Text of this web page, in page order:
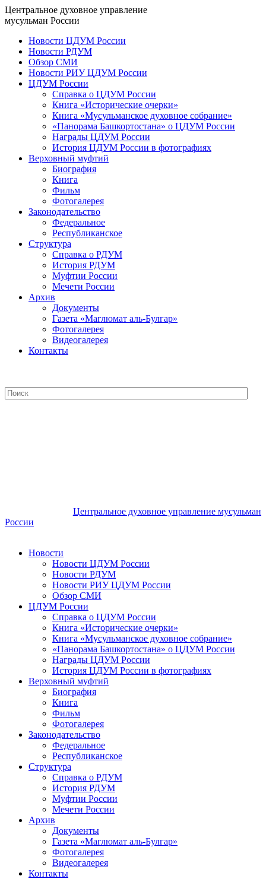
Центральное духовное управление
мусульман России
Новости ЦДУМ России
Новости РДУМ
Обзор СМИ
Новости РИУ ЦДУМ России
ЦДУМ России
Справка о ЦДУМ России
Книга «Исторические очерки»
Книга «Мусульманское духовное собрание»
«Панорама Башкортостана» о ЦДУМ России
Награды ЦДУМ России
История ЦДУМ России в фотографиях
Верховный муфтий
Биография
Книга
Фильм
Фотогалерея
Законодательство
Федеральное
Республиканское
Структура
Справка о РДУМ
История РДУМ
Муфтии России
Мечети России
Архив
Документы
Газета «Маглюмат аль-Булгар»
Фотогалерея
Видеогалерея
Контакты
Центральное духовное управление мусульман
России
Новости
Новости ЦДУМ России
Новости РДУМ
Новости РИУ ЦДУМ России
Обзор СМИ
ЦДУМ России
Справка о ЦДУМ России
Книга «Исторические очерки»
Книга «Мусульманское духовное собрание»
«Панорама Башкортостана» о ЦДУМ России
Награды ЦДУМ России
История ЦДУМ России в фотографиях
Верховный муфтий
Биография
Книга
Фильм
Фотогалерея
Законодательство
Федеральное
Республиканское
Структура
Справка о РДУМ
История РДУМ
Муфтии России
Мечети России
Архив
Документы
Газета «Маглюмат аль-Булгар»
Фотогалерея
Видеогалерея
Контакты